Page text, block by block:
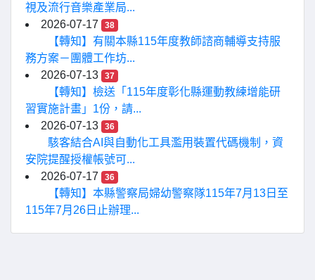
視及流行音樂產業局...
2026-07-17
38
【轉知】有關本縣115年度教師諮商輔導支持服
務方案－團體工作坊...
2026-07-13
37
【轉知】檢送「115年度彰化縣運動教練增能研
習實施計畫」1份，請...
2026-07-13
36
駭客結合AI與自動化工具濫用裝置代碼機制，資
安院提醒授權帳號可...
2026-07-17
36
【轉知】本縣警察局婦幼警察隊115年7月13日至
115年7月26日止辦理...